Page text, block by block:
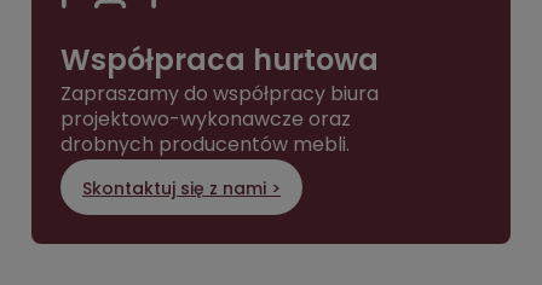
Współpraca hurtowa
Zapraszamy do współpracy biura
projektowo-wykonawcze oraz
drobnych producentów mebli.
Skontaktuj się z nami >